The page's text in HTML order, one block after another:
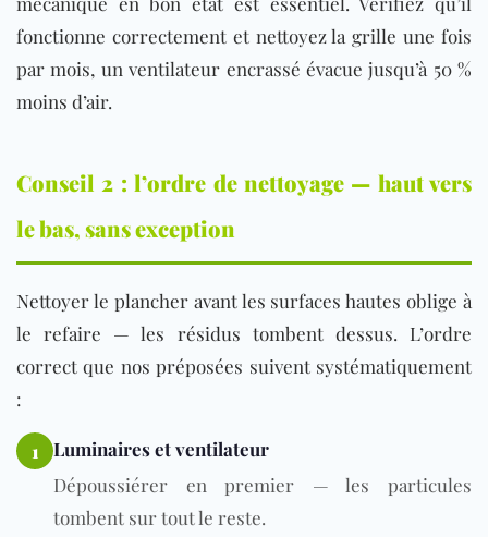
fonctionne correctement et nettoyez la grille une fois
par mois, un ventilateur encrassé évacue jusqu’à 50 %
moins d’air.
Conseil 2 : l’ordre de nettoyage — haut vers
le bas, sans exception
Nettoyer le plancheravant les surfaces hautes oblige à
le refaire — les résidus tombent dessus. L’ordre
correct que nos préposées suivent systématiquement
:
1
Luminaires et ventilateur
Dépoussiérer en premier — les particules
tombent sur tout le reste.